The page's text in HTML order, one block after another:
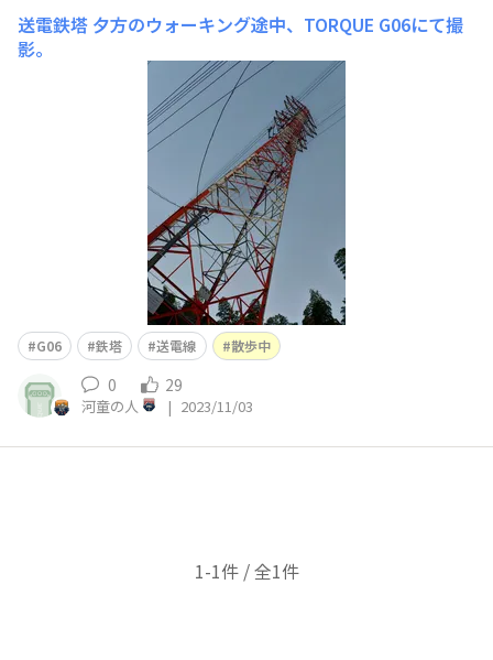
送電鉄塔 夕方のウォーキング途中、TORQUE G06にて撮
影。
G06 鉄塔 送電線 散歩中
0 29
河童の人 | 2023/11/03
1-1件 / 全1件